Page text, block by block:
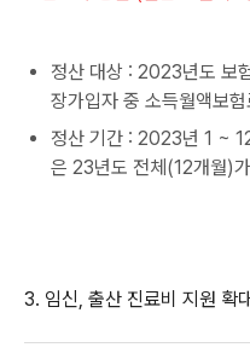
정산 대상 : 2023년도 보
장가입자 중 소득월액보
정산 기간 : 2023년 1 ~
은 23년도 전체(12개월)
3. 임신, 출산 진료비 지원 확